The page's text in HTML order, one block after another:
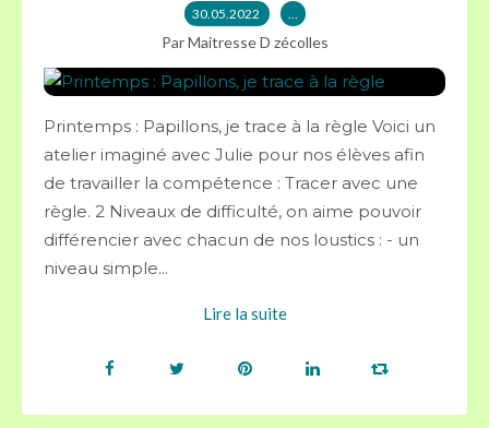
30.05.2022 …
Par Maitresse D zécolles
Printemps : Papillons, je trace à la règle Voici un
atelier imaginé avec Julie pour nos élèves afin
de travailler la compétence : Tracer avec une
règle. 2 Niveaux de difficulté, on aime pouvoir
différencier avec chacun de nos loustics : - un
niveau simple...
Lire la suite